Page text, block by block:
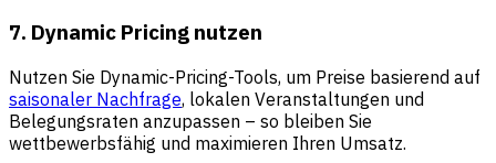
7. Dynamic Pricing nutzen
Nutzen Sie Dynamic-Pricing-Tools, um Preise basierend auf
saisonaler Nachfrage, lokalen Veranstaltungen und
Belegungsraten anzupassen – so bleiben Sie
wettbewerbsfähig und maximieren Ihren Umsatz.